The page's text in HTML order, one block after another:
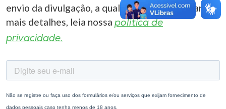
envio da divulgação, a qualquer momento. Para
mais detalhes, leia nossa política de
privacidade.